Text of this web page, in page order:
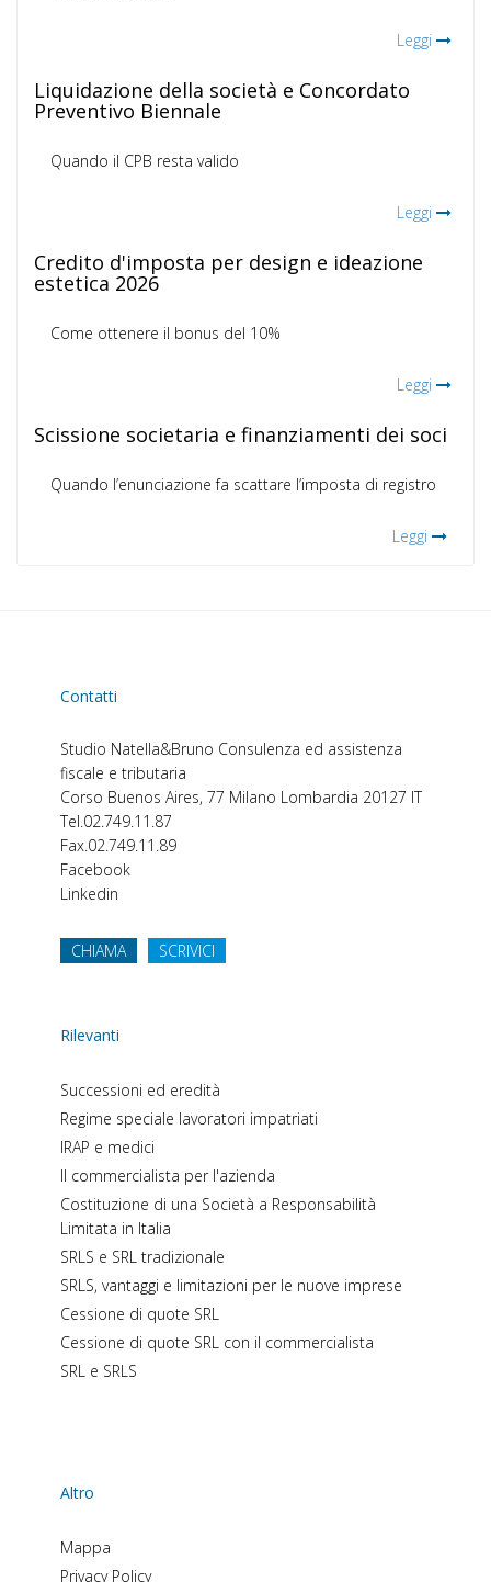
Leggi
Liquidazione della società e Concordato
Preventivo Biennale
Quando il CPB resta valido
Leggi
Credito d'imposta per design e ideazione
estetica 2026
Come ottenere il bonus del 10%
Leggi
Scissione societaria e finanziamenti dei soci
Quando l’enunciazione fa scattare l’imposta di registro
Leggi
Contatti
Studio Natella&Bruno Consulenza ed assistenza
fiscale e tributaria
Corso Buenos Aires, 77 Milano Lombardia 20127 IT
Tel.02.749.11.87
Fax.02.749.11.89
Facebook
Linkedin
CHIAMA SCRIVICI
Rilevanti
Successioni ed eredità
Regime speciale lavoratori impatriati
IRAP e medici
Il commercialista per l'azienda
Costituzione di una Società a Responsabilità
Limitata in Italia
SRLS e SRL tradizionale
SRLS, vantaggi e limitazioni per le nuove imprese
Cessione di quote SRL
Cessione di quote SRL con il commercialista
SRL e SRLS
Altro
Mappa
Privacy Policy